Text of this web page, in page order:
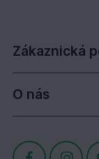
Zákaznická
O nás